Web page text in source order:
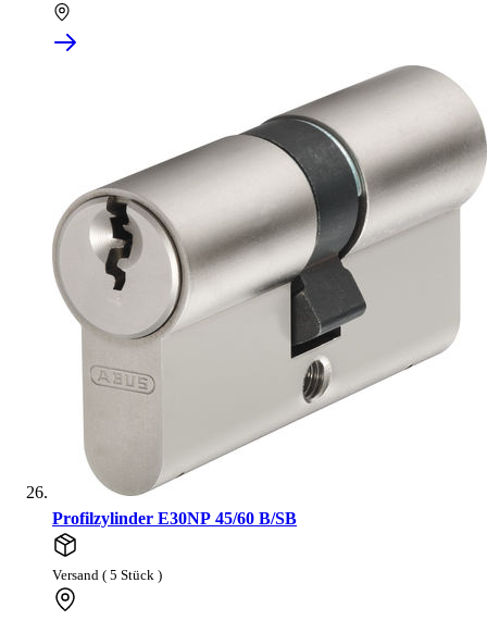
Profilzylinder E30NP 45/60 B/SB
Versand ( 5 Stück )